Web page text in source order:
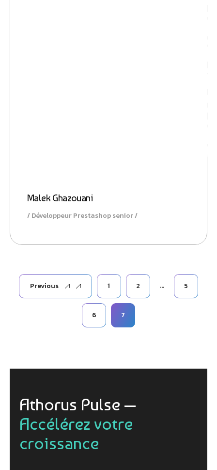
Malek Ghazouani
Développeur Prestashop senior
Previous 1 2 … 5
6 7
Athorus Pulse —
Accélérez votre
croissance